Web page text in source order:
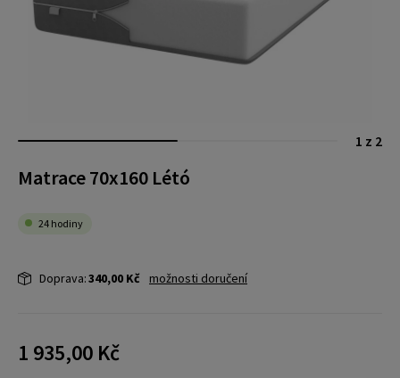
1 z 2
Matrace 70x160 Létó
24 hodiny
Doprava:340,00 Kč možnosti doručení
1 935,00 Kč